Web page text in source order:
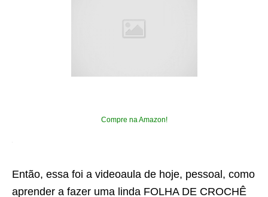
Compre na Amazon!
Então, essa foi a videoaula de hoje, pessoal, como
aprender a fazer uma linda FOLHA DE CROCHÊ